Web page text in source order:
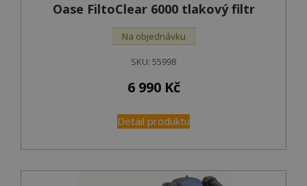
Oase FiltoClear 6000 tlakový filtr
Na objednávku
SKU: 55998
6 990 Kč
Detail produktu